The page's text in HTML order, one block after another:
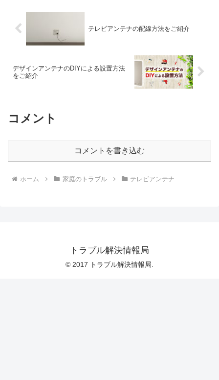
テレビアンテナの配線方法をご紹介
デザインアンテナのDIYによる設置方法
をご紹介
コメント
コメントを書き込む
ホーム 家庭のトラブル テレビアンテナ
トラブル解決情報局
© 2017 トラブル解決情報局.